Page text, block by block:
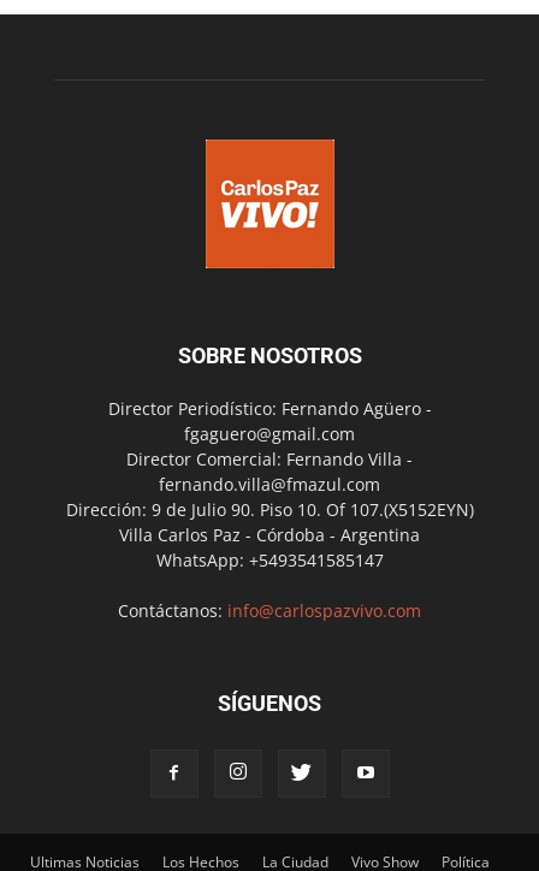
SOBRE NOSOTROS
Director Periodístico: Fernando Agüero -
fgaguero@gmail.com
Director Comercial: Fernando Villa -
fernando.villa@fmazul.com
Dirección: 9 de Julio 90. Piso 10. Of 107.(X5152EYN)
Villa Carlos Paz - Córdoba - Argentina
WhatsApp: +5493541585147
Contáctanos: info@carlospazvivo.com
SÍGUENOS
Ultimas Noticias Los Hechos La Ciudad Vivo Show Política